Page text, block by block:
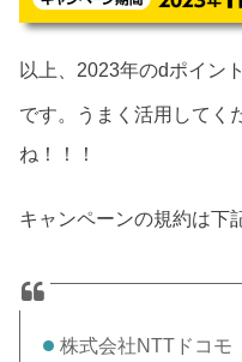
以上、2023年のdポイン
です。うまく活用してく
ね！！！
キャンペーンの規約は下
株式会社NTTドコモ